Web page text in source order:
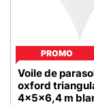
PROMO
Voile de
oxford
4x5x6,4 m